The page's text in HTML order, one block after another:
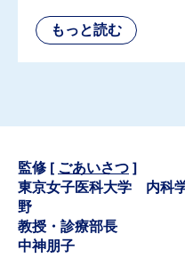
監修 [ ごあいさつ]
東京女子医科大学 内科
野
教授・診療部長
中神朋子